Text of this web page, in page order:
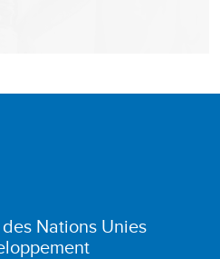
Nations Unies